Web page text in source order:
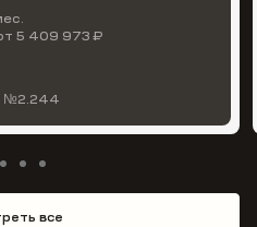
5 409 973 ₽
№2.244
все